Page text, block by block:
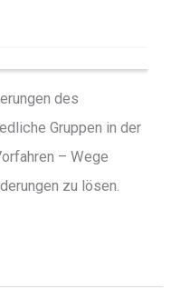
des
Gruppen in der
– Wege
zu lösen.